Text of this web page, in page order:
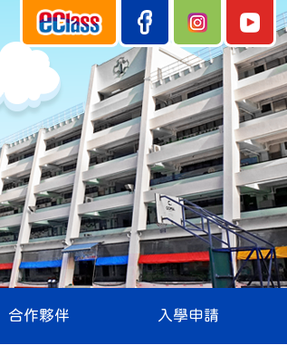
合作夥伴 入學申請